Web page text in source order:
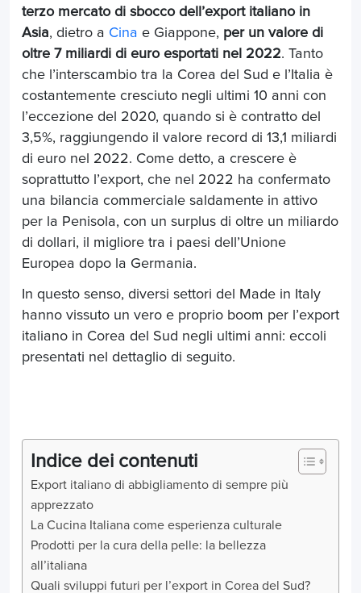
terzo mercato di sbocco dell’export italiano in
Asia, dietro a Cina e Giappone, per un valore di
oltre 7 miliardi di euro esportati nel 2022. Tanto
che l’interscambio tra la Corea del Sud e l’Italia è
costantemente cresciuto negli ultimi 10 anni con
l’eccezione del 2020, quando si è contratto del
3,5%, raggiungendo il valore record di 13,1 miliardi
di euro nel 2022. Come detto, a crescere è
soprattutto l’export, che nel 2022 ha confermato
una bilancia commerciale saldamente in attivo
per la Penisola, con un surplus di oltre un miliardo
di dollari, il migliore tra i paesi dell’Unione
Europea dopo la Germania.
In questo senso, diversi settori del Made in Italy
hanno vissuto un vero e proprio boom per l’export
italiano in Corea del Sud negli ultimi anni: eccoli
presentati nel dettaglio di seguito.
Indice dei contenuti
Export italiano di abbigliamento di sempre più
apprezzato
La Cucina Italiana come esperienza culturale
Prodotti per la cura della pelle: la bellezza
all’italiana
Quali sviluppi futuri per l’export in Corea del Sud?